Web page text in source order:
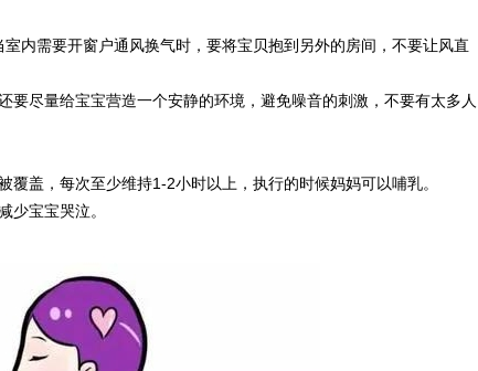
内需要开窗户通风换气时，要将宝贝抱到另外的房间，不要让风直
尽量给宝宝营造一个安静的环境，避免噪音的刺激，不要有太多人
盖，每次至少维持1-2小时以上，执行的时候妈妈可以哺乳。
少宝宝哭泣。